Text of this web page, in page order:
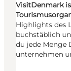
VisitDenmark
Highlights des
buchstäblich
du jede Menge
unternehmen